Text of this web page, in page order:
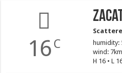
16 C
humidity:
wind:
H 16 • L